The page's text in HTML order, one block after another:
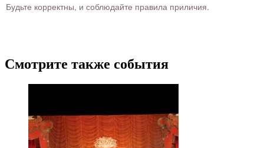
Будьте корректны, и соблюдайте правила приличия.
Смотрите также события